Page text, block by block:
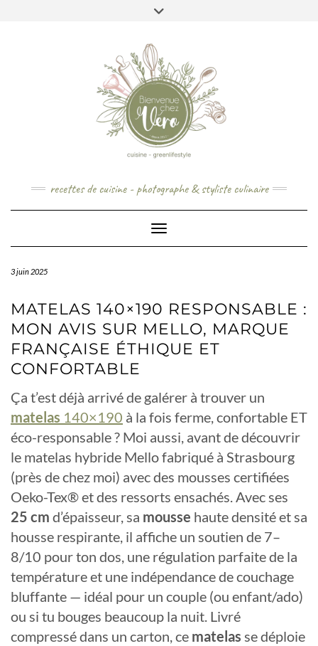
recettes de cuisine - photographe & styliste culinaire
Toggle Navigation
3 juin 2025
MATELAS 140×190 RESPONSABLE :
MON AVIS SUR MELLO, MARQUE
FRANÇAISE ÉTHIQUE ET
CONFORTABLE
Ça t’est déjà arrivé de galérer à trouver un
matelas 140×190 à la fois ferme, confortable ET
éco-responsable ? Moi aussi, avant de découvrir
le matelas hybride Mello fabriqué à Strasbourg
(près de chez moi) avec des mousses certifiées
Oeko-Tex® et des ressorts ensachés. Avec ses
25 cm d’épaisseur, sa mousse haute densité et sa
housse respirante, il affiche un soutien de 7–
8/10 pour ton dos, une régulation parfaite de la
température et une indépendance de couchage
bluffante — idéal pour un couple (ou enfant/ado)
ou si tu bouges beaucoup la nuit. Livré
compressé dans un carton, ce matelas se déploie